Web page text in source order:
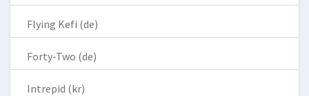
Flying Kefi (de)
Forty-Two (de)
Intrepid (kr)